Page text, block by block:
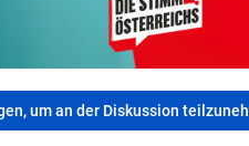
um an der Diskussion